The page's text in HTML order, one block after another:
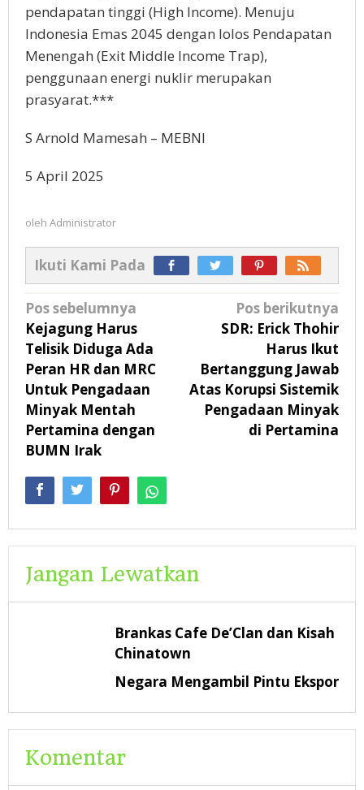
pendapatan tinggi (High Income). Menuju
Indonesia Emas 2045 dengan lolos Pendapatan
Menengah (Exit Middle Income Trap),
penggunaan energi nuklir merupakan
prasyarat.***
S Arnold Mamesah – MEBNI
5 April 2025
oleh Administrator
Ikuti Kami Pada
Navigasi
pos
Pos sebelumnya
Kejagung Harus
Telisik Diduga Ada
Peran HR dan MRC
Untuk Pengadaan
Minyak Mentah
Pertamina dengan
BUMN Irak
Pos berikutnya
SDR: Erick Thohir
Harus Ikut
Bertanggung Jawab
Atas Korupsi Sistemik
Pengadaan Minyak
di Pertamina
Jangan Lewatkan
Brankas Cafe De’Clan dan Kisah
Chinatown
Negara Mengambil Pintu Ekspor
Komentar